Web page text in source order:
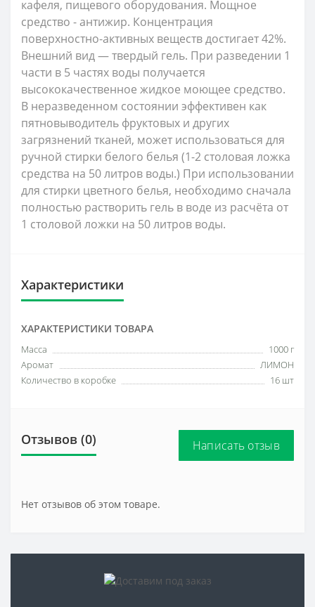
кафеля, пищевого оборудования. Мощное
средство - антижир. Концентрация
поверхностно-активных веществ достигает 42%.
Внешний вид — твердый гель. При разведении 1
части в 5 частях воды получается
высококачественное жидкое моющее средство.
В неразведенном состоянии эффективен как
пятновыводитель фруктовых и других
загрязнений тканей, может использоваться для
ручной стирки белого белья (1-2 столовая ложка
средства на 50 литров воды.) При использовании
для стирки цветного белья, необходимо сначала
полностью растворить гель в воде из расчёта от
1 столовой ложки на 50 литров воды.
Характеристики
ХАРАКТЕРИСТИКИ ТОВАРА
Масса
1000 г
Аромат
ЛИМОН
Количество в коробке
16 шт
Отзывов (0) Написать отзыв
Нет отзывов об этом товаре.